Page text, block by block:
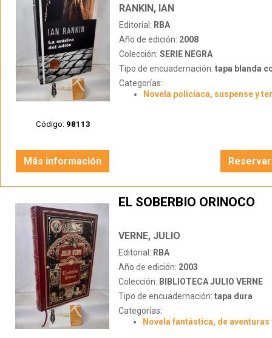
Código: 98113
RANKIN, IAN
Editorial: RBA
Año de edición: 2008
Colección: SERIE NEGRA
Tipo de encuadernación: tapa blanda
Categorías:
Novela policíaca, suspense y
Más información
EL SOBERBIO ORINOCO
VERNE, JULIO
Editorial: RBA
Año de edición: 2003
Colección: BIBLIOTECA JULIO VERNE
Tipo de encuadernación: tapa dura
Categorías:
Novela fantástica, de aventuras